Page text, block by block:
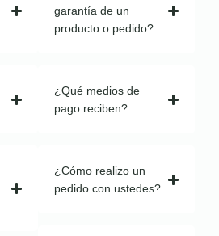
garantía de un
producto o pedido?
¿Qué medios de
pago reciben?
¿Cómo realizo un
pedido con ustedes?